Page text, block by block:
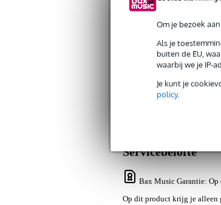
Om je bezoek
Als je
buiten de EU,
waarbij we je IP-
Je kunt je
policy.
Productinformatie
Servicebelofte
Bax Music Garantie: Op
Op dit product krijg je alleen